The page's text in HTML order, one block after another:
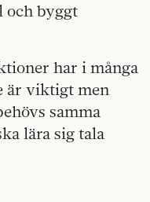
byggt
har i många
är viktigt men
samma
lära sig tala